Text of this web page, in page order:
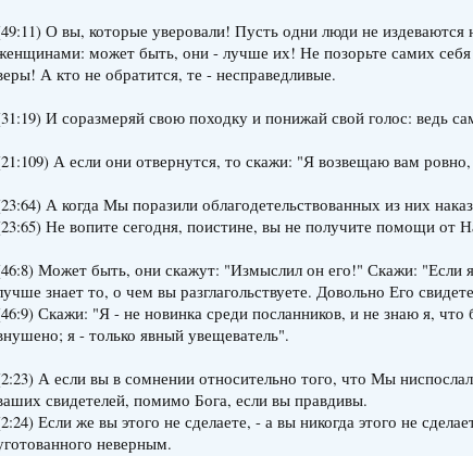
О вы, которые уверовали! Пусть одни люди не
может быть, они - лучше их! Не позорьте самих
А кто не обратится, те - несправедливые.
И соразмеряй свою походку и понижай свой голос: ведь
А если они отвернутся, то скажи: "Я возвещаю вам
А когда Мы поразили облагодетельствованных из них
Не вопите сегодня, поистине, вы не получите помощи от
Может быть, они скажут: "Измыслил он его!" Скажи: "Если
знает то, о чем вы разглагольствуете. Довольно Его
Скажи: "Я - не новинка среди посланников, и не знаю я,
я - только явный увещеватель".
А если вы в сомнении относительно того, что Мы
свидетелей, помимо Бога, если вы правдивы.
Если же вы этого не сделаете, - а вы никогда этого не
неверным.